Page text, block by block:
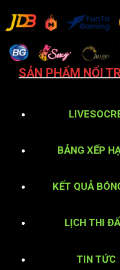
SẢN PHẨM NỔI
BẢNG XẾP
KẾT QUẢ
LỊCH THI
TIN TỨC